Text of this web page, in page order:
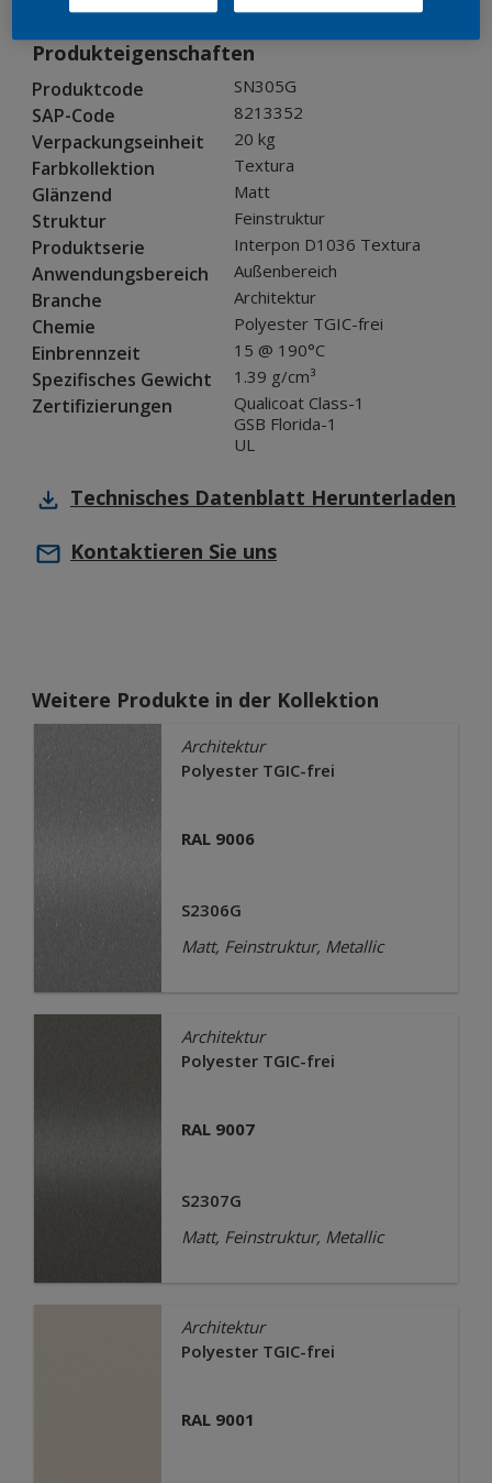
Produkteigenschaften
Produktcode SN305G
SAP-Code 8213352
Verpackungseinheit 20 kg
Farbkollektion Textura
Glänzend Matt
Struktur Feinstruktur
Produktserie Interpon D1036 Textura
Anwendungsbereich Außenbereich
Branche Architektur
Chemie Polyester TGIC-frei
Einbrennzeit 15 @ 190°C
Spezifisches Gewicht 1.39 g/cm³
Zertifizierungen
Qualicoat Class-1
GSB Florida-1
UL
Technisches Datenblatt Herunterladen
Kontaktieren Sie uns
Weitere Produkte in der Kollektion
Architektur
Polyester TGIC-frei
RAL 9006
S2306G
Matt, Feinstruktur, Metallic
Architektur
Polyester TGIC-frei
RAL 9007
S2307G
Matt, Feinstruktur, Metallic
Architektur
Polyester TGIC-frei
RAL 9001